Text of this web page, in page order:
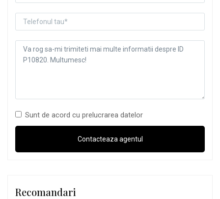
Sunt de acord cu prelucrarea datelor
Recomandari